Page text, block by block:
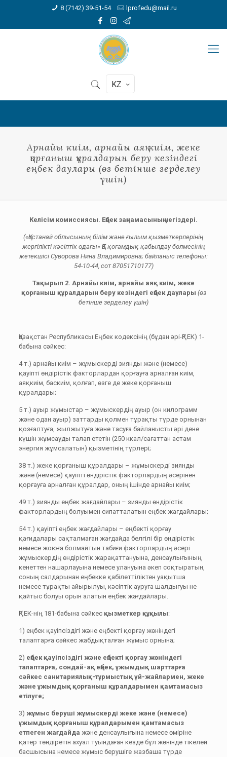
8 (7142) 39-51-54 lprofedu@mail.ru
KZ
Арнайы киім, арнайы аяқ киім, жеке
қорғаныш құралдарын беру кезіндегі
еңбек даулары (өз бетінше зерделеу
үшін)
Келісім комиссиясы. Еңбек заңнамасының негіздері.
(«Қостанай облысының білім және ғылым қызметкерлерінің
жергілікті кәсіптік одағы» ҚБ қоғамдық қабылдау бөлмесінің
жетекшісі Суворова Нина Владимировна; байланыс телефоны:
54-10-44, сот 87051710177)
Тақырып 2. Арнайы киім, арнайы аяқ киім, жеке
қорғаныш құралдарын беру кезіндегі еңбек даулары (өз
бетінше зерделеу үшін)
Қазақстан Республикасы Еңбек кодексінің (бұдан әрі-ҚР ЕК) 1-
бабына сәйкес:
4 т.) арнайы киім – жұмыскерді зиянды және (немесе)
қауіпті өндірістік факторлардан қорғауға арналған киім,
аяқкиім, баскиім, қолғап, өзге де жеке қорғаныш
құралдары;
5 т.) ауыр жұмыстар – жұмыскердің ауыр (он килограмм
және одан ауыр) заттарды қолмен тұрақты түрде орнынан
қозғалтуға, жылжытуға және тасуға байланысты әрі дене
күшін жұмсауды талап ететін (250 ккал/сағаттан астам
энергия жұмсалатын) қызметінің түрлері;
38 т.) жеке қорғаныш құралдары – жұмыскерді зиянды
және (немесе) қауіпті өндірістік факторлардың әсерінен
қорғауға арналған құралдар, оның ішінде арнайы киім;
49 т.) зиянды еңбек жағдайлары – зиянды өндірістік
факторлардың болуымен сипатталатын еңбек жағдайлары;
54 т.) қауіпті еңбек жағдайлары – еңбекті қорғау
қағидалары сақталмаған жағдайда белгілі бір өндірістік
немесе жоюға болмайтын табиғи факторлардың әсері
жұмыскердің өндірістік жарақаттануына, денсаулығының
кенеттен нашарлауына немесе улануына әкеп соқтыратын,
соның салдарынан еңбекке қабілеттіліктен уақытша
немесе тұрақты айырылуы, кәсіптік ауруға шалдығуы не
қайтыс болуы орын алатын еңбек жағдайлары.
ҚР ЕК-нің 181-бабына сәйкес қызметкер құқылы:
1) еңбек қауіпсіздігі және еңбекті қорғау жөніндегі
талаптарға сәйкес жабдықталған жұмыс орнына;
2) еңбек қауіпсіздігі және еңбекті қорғау жөніндегі
талаптарға, сондай-ақ еңбек, ұжымдық шарттарға
сәйкес санитариялық-тұрмыстық үй-жайлармен, жеке
және ұжымдық қорғаныш құралдарымен қамтамасыз
етілуге;
3) жұмыс беруші жұмыскерді жеке және (немесе)
ұжымдық қорғаныш құралдарымен қамтамасыз
етпеген жағдайда және денсаулығына немесе өміріне
қатер төндіретін ахуал туындаған кезде бұл жөнінде тікелей
басшысына немесе жұмыс берушіге жазбаша түрде